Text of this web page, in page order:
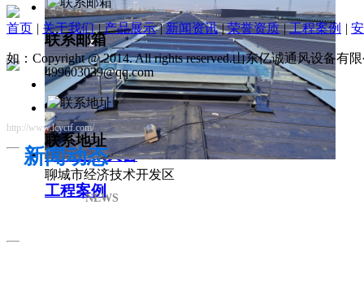
薄型通风天窗
工程案例
新闻动态
NEWS
联系邮箱
499603039@qq.com
联系地址
聊城市经济技术开发区
http://www.lcyctf.com/
首页 | 关于我们 | 产品展示 | 新闻资讯 | 荣誉资质 | 工程案例 |
如：Copyright @ 2014. All rights reserved.山东亿诚通风设备有